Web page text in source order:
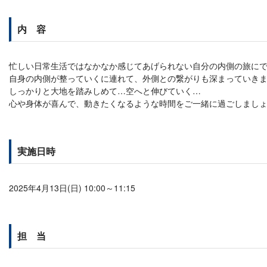
内 容
忙しい日常生活ではなかなか感じてあげられない自分の内側の旅に
自身の内側が整っていくに連れて、外側との繋がりも深まっていきま
しっかりと大地を踏みしめて…空へと伸びていく…
心や身体が喜んで、動きたくなるような時間をご一緒に過ごしましょ
実施日時
2025年4月13日(日) 10:00～11:15
担 当